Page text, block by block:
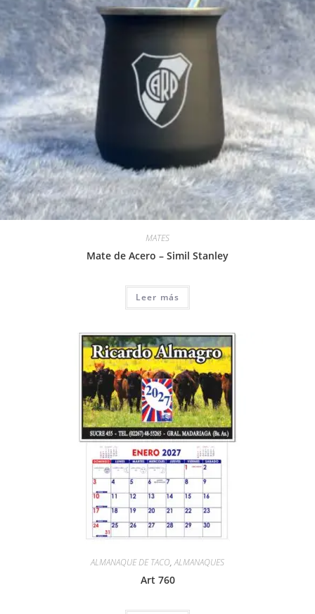
MATES
Mate de Acero – Simil Stanley
Leer más
ALMANAQUE DE TACO,ALMANAQUES
Art 760